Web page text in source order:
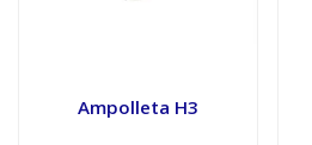
Ampolleta H3